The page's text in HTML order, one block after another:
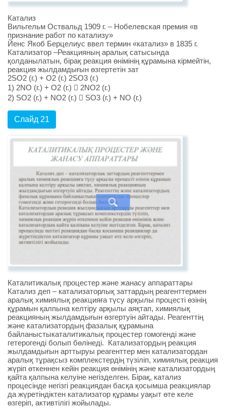
Катализ
Вильгельм Оствальд 1909 г. – Нобелевская премия «в
признание работ по катализу»
Йенс Якоб Берцелиус ввел термин «катализ» в 1835 г.
Катализатор –Реакцияның аралық сатысында
қолданылатын, бірақ реакция өнімінің құрамына кірмейтін,
реакция жылдамдығын өзгертетін зат
2SO2 (г.) + O2 (г.) 2SO3 (г.)
1) 2NO (г.) + O2 (г.)  2NO2 (г.)
2) SO2 (г.) + NO2 (г.)  SO3 (г.) + NO (г.)
Слайд 21
Каталитикалық процестер және жанасу аппараттары
Катализ деп – катализаторлық заттардың реагенттермен
аралық химиялық реакцияға түсу арқылы процесті өзінің
құрамын қалпына келтіру арқылы аяқтап, химиялық
реакцияның жылдамдығын өзгертуін айтады. Реагенттің
және катализатордың фазалық құрамына
байланыстыкаталитикалық процестер гомогенді және
гетерогенді болып бөлінеді. Катализатордың реакция
жылдамдығын арттыруы реагенттер мен катализатордан
аралық тұрақсыз комплекстердің түзіліп, химиялық реакция
жүріп өткеннен кейін реакция өнімінің және катализатордың
қайта қалпына келуіне негізделген. Бірақ, катализ
процесінде негізгі реакциядан басқа қосымша реакциялар
да жүретіндіктен катализатор құрамы уақыт өте келе
өзгеріп, активтілігі жойылады.